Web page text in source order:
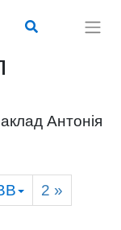
Антонія
2 »